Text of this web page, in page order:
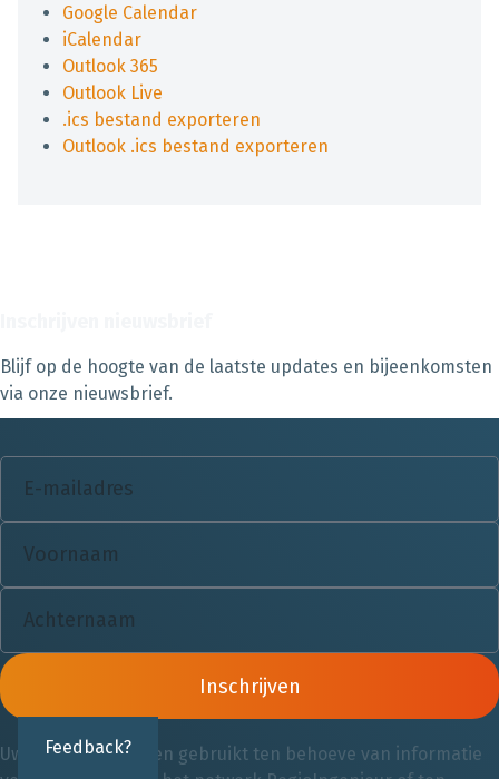
Google Calendar
iCalendar
Outlook 365
Outlook Live
.ics bestand exporteren
Outlook .ics bestand exporteren
Blijf op de hoogte van de laatste updates en bijeenkomsten
via onze nieuwsbrief.
Inschrijven
Uw gegevens worden gebruikt ten behoeve van informatie
Feedback?